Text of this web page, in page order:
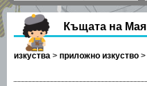
Къщата на Мая
изкуства > приложно изкуство >